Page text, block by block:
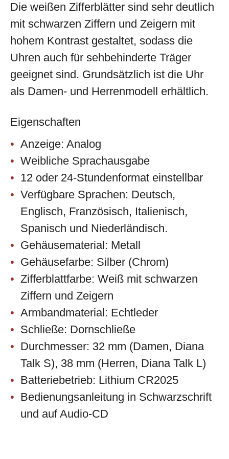
Die weißen Zifferblätter sind sehr deutlich
mit schwarzen Ziffern und Zeigern mit
hohem Kontrast gestaltet, sodass die
Uhren auch für sehbehinderte Träger
geeignet sind. Grundsätzlich ist die Uhr
als Damen- und Herrenmodell erhältlich.
Eigenschaften
Anzeige: Analog
Weibliche Sprachausgabe
12 oder 24-Stundenformat einstellbar
Verfügbare Sprachen: Deutsch,
Englisch, Französisch, Italienisch,
Spanisch und Niederländisch.
Gehäusematerial: Metall
Gehäusefarbe: Silber (Chrom)
Zifferblattfarbe: Weiß mit schwarzen
Ziffern und Zeigern
Armbandmaterial: Echtleder
Schließe: Dornschließe
Durchmesser: 32 mm (Damen, Diana
Talk S), 38 mm (Herren, Diana Talk L)
Batteriebetrieb: Lithium CR2025
Bedienungsanleitung in Schwarzschrift
und auf Audio-CD